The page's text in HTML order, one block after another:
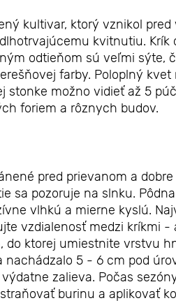
kultivar, ktorý vznikol
kvitnutiu. Krík
odtieňom sú veľmi sýte,
farby. Poloplný
možno vidieť až 5
foriem a rôznych budov.
pred prievanom a
sa pozoruje na slnku.
vlhkú a mierne kyslú.
vzdialenosť medzi kríkmi -
ktorej umiestnite vrstvu
5 - 6 cm pod
zalieva. Počas
burinu a aplikovať